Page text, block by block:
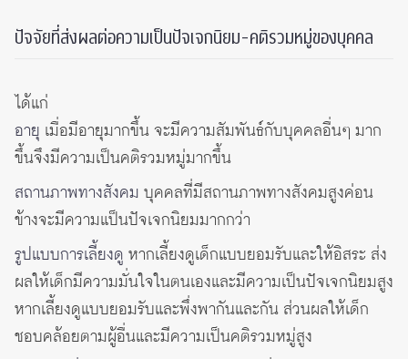
ปัจจัยที่ส่งผลต่อความเป็นปัจเจกนิยม-คติรวมหมู่ของบุคคล
ได้แก่
อายุ เมื่อมีอายุมากขึ้น จะมีความสัมพันธ์กับบุคคลอื่นๆ มาก
ขึ้นจึงมีความเป็นคติรวมหมู่มากขึ้น
สถานภาพทางสังคม บุคคลที่มีสถานภาพทางสังคมสูงค่อน
ข้างจะมีความแป็นปัจเจกนิยมมากกว่า
รูปแบบการเลี้ยงดู หากเลี้ยงดูเด็กแบบยอมรับและให้อิสระ ส่ง
ผลให้เด็กมีความมั่นใจในตนเองและมีความเป็นปัจเจกนิยมสูง
หากเลี้ยงดูแบบยอมรับและพึ่งพากันและกัน ส่วนผลให้เด็ก
ชอบคล้อยตามผู้อื่นและมีความเป็นคติรวมหมู่สูง